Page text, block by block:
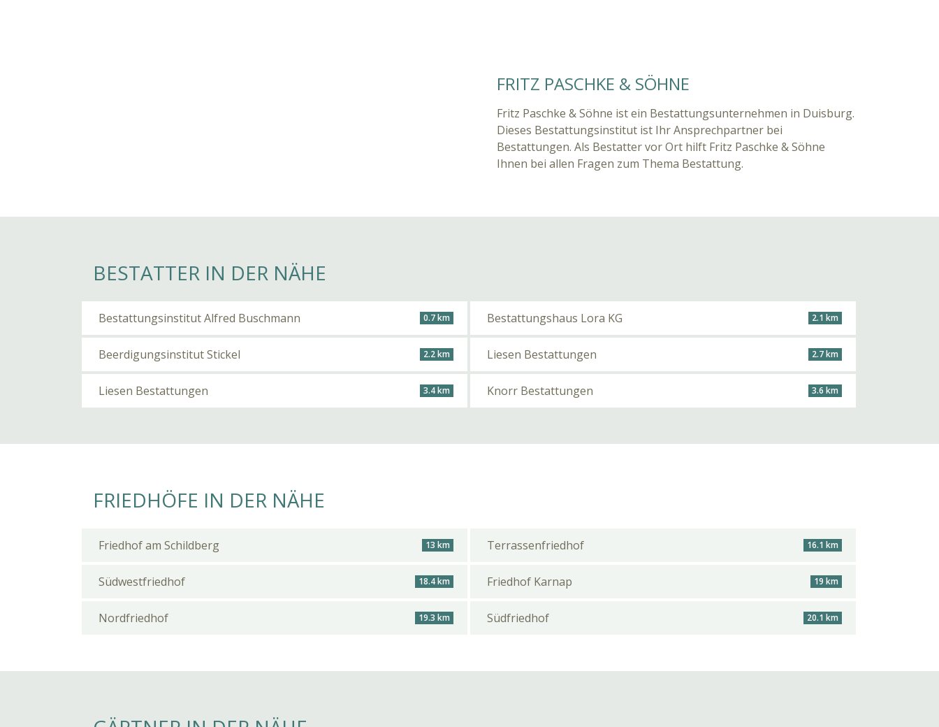
FRITZ PASCHKE & SÖHNE
Fritz Paschke & Söhne ist ein Bestattungsunternehmen in Duisburg.
Dieses Bestattungsinstitut ist Ihr Ansprechpartner bei
Bestattungen. Als Bestatter vor Ort hilft Fritz Paschke & Söhne
Ihnen bei allen Fragen zum Thema Bestattung.
BESTATTER IN DER NÄHE
Bestattungsinstitut Alfred Buschmann 0.7 km Bestattungshaus Lora KG 2.1 km
Beerdigungsinstitut Stickel 2.2 km Liesen Bestattungen 2.7 km
Liesen Bestattungen 3.4 km Knorr Bestattungen 3.6 km
FRIEDHÖFE IN DER NÄHE
Friedhof am Schildberg 13 km Terrassenfriedhof 16.1 km
Südwestfriedhof 18.4 km Friedhof Karnap 19 km
Nordfriedhof 19.3 km Südfriedhof 20.1 km